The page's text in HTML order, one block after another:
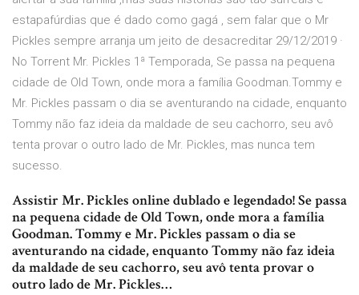
estapafúrdias que é dado como gagá , sem falar que o Mr
Pickles sempre arranja um jeito de desacreditar 29/12/2019 ·
No Torrent Mr. Pickles 1ª Temporada, Se passa na pequena
cidade de Old Town, onde mora a família Goodman.Tommy e
Mr. Pickles passam o dia se aventurando na cidade, enquanto
Tommy não faz ideia da maldade de seu cachorro, seu avô
tenta provar o outro lado de Mr. Pickles, mas nunca tem
sucesso.
Assistir Mr. Pickles online dublado e legendado! Se passa
na pequena cidade de Old Town, onde mora a família
Goodman. Tommy e Mr. Pickles passam o dia se
aventurando na cidade, enquanto Tommy não faz ideia
da maldade de seu cachorro, seu avô tenta provar o
outro lado de Mr. Pickles…